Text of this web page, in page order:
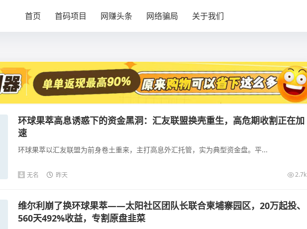
首页 首码项目 网赚头条 网络骗局 关于我们
环球果萃高息诱惑下的资金黑洞：汇友联盟换壳重生，高危期收割正在加
速
环球果萃以汇友联盟为前身卷土重来，主打高息外汇托管，实为典型资金盘。平...
无名 昨天 2.7k
维尔利崩了换环球果萃——太阳社区团队长联合柬埔寨园区，20万起投、
560天492%收益，专割原盘韭菜